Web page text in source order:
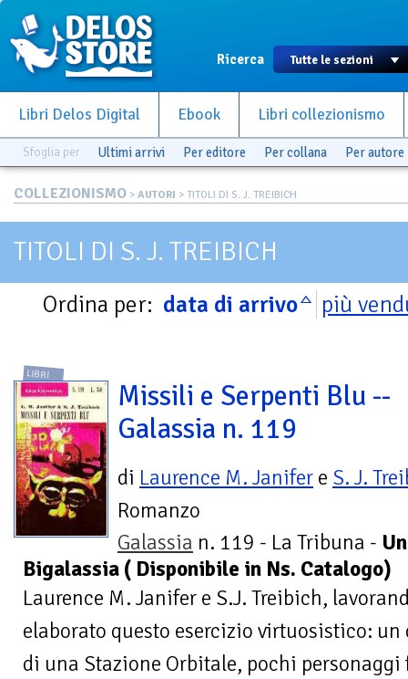
Ricerca
Libri Delos Digital Ebook Libri collezionismo
Sfoglia per Ultimi arrivi Per editore Per collana Per autore
COLLEZIONISMO > AUTORI > TITOLI DI S. J. TREIBICH
TITOLI DI S. J. TREIBICH
Ordina per: data di arrivo più
LIBRI
Missili e Serpenti Blu --
Galassia n. 119
di Laurence M. Janifer e S. J.
Romanzo
Galassia n. 119 - La Tribuna -
Bigalassia ( Disponibile in Ns. Catalogo)
Laurence M. Janifer e S.J. Treibich,
elaborato questo esercizio virtuosistico:
di una Stazione Orbitale, pochi personaggi